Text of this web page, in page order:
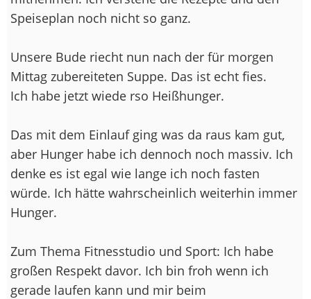
Speiseplan noch nicht so ganz.
Unsere Bude riecht nun nach der für morgen
Mittag zubereiteten Suppe. Das ist echt fies.
Ich habe jetzt wiede rso Heißhunger.
Das mit dem Einlauf ging was da raus kam gut,
aber Hunger habe ich dennoch noch massiv. Ich
denke es ist egal wie lange ich noch fasten
würde. Ich hätte wahrscheinlich weiterhin immer
Hunger.
Zum Thema Fitnesstudio und Sport: Ich habe
großen Respekt davor. Ich bin froh wenn ich
gerade laufen kann und mir beim